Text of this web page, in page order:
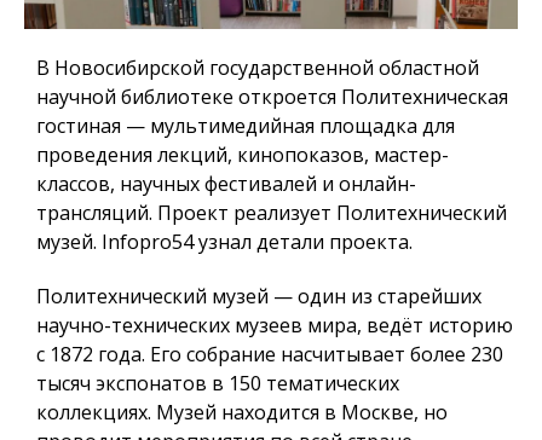
В Новосибирской государственной областной
научной библиотеке откроется Политехническая
гостиная — мультимедийная площадка для
проведения лекций, кинопоказов, мастер-
классов, научных фестивалей и онлайн-
трансляций. Проект реализует Политехнический
музей. Infopro54узнал детали проекта.
Политехнический музей — один из старейших
научно-технических музеев мира, ведёт историю
с 1872 года. Его собрание насчитывает более 230
тысяч экспонатов в 150 тематических
коллекциях. Музей находится в Москве, но